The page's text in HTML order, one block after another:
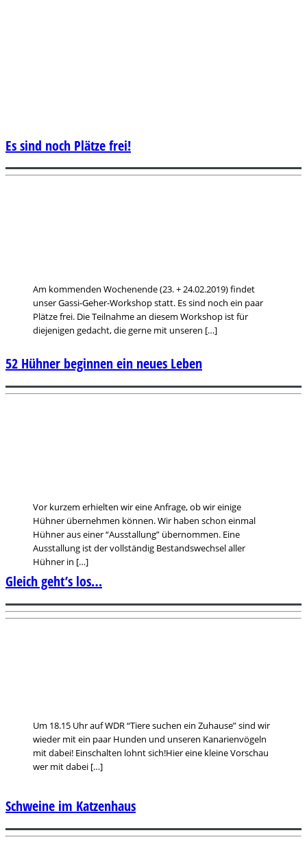
Am kommenden Wochenende (23. + 24.02.2019) findet
unser Gassi-Geher-Workshop statt. Es sind noch ein paar
Plätze frei. Die Teilnahme an diesem Workshop ist für
diejenigen gedacht, die gerne mit unseren […]
Es sind noch Plätze frei!
Vor kurzem erhielten wir eine Anfrage, ob wir einige
Hühner übernehmen können. Wir haben schon einmal
Hühner aus einer “Ausstallung” übernommen. Eine
Ausstallung ist der vollständig Bestandswechsel aller
Hühner in […]
52 Hühner beginnen ein neues Leben
Um 18.15 Uhr auf WDR “Tiere suchen ein Zuhause” sind wir
wieder mit ein paar Hunden und unseren Kanarienvögeln
mit dabei! Einschalten lohnt sich!Hier eine kleine Vorschau
wer mit dabei […]
Gleich geht’s los…
Schweine im Katzenhaus